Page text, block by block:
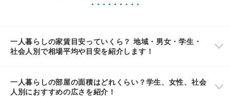
一人暮らしの家賃目安っていくら？ 地域・男女・学生・
社会人別で相場平均や目安を紹介します！
一人暮らしの部屋の面積はどれくらい？学生、女性、社会
人別におすすめの広さを紹介！